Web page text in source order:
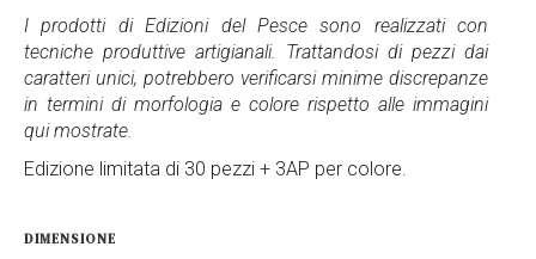
I prodotti di Edizioni del Pesce sono realizzati con
tecniche produttive artigianali. Trattandosi di pezzi dai
caratteri unici, potrebbero verificarsi minime discrepanze
in termini di morfologia e colore rispetto alle immagini
qui mostrate.
Edizione limitata di 30 pezzi + 3AP per colore.
DIMENSIONE